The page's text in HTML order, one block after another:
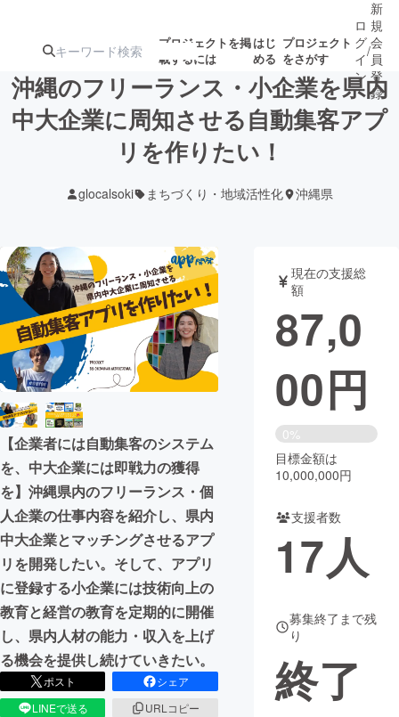
プロジェクトを掲
載するには
はじ
める
プロジェクト
をさがす
注目の新着プロ
ジェクト
募集終了が近いプ
テクノロジー・ガジェット
映像・映画 書籍・雑誌
ビジネス・起業 チャレンジ
まちづくり・地域活性化
CAMPFIRE for Social Good
CAMPFIRE Creation
CAMPFIREふるさと納税machi-ya コミュニティ
ロ
グ
イ
ン
/
新
規
会
員
登
録
沖縄のフリーランス・小企業を県内
中大企業に周知させる自動集客アプ
リを作りたい！
glocalsoki まちづくり・地域活性化 沖縄県
【企業者には自動集客のシステム
を、中大企業には即戦力の獲得
を】沖縄県内のフリーランス・個
人企業の仕事内容を紹介し、県内
中大企業とマッチングさせるアプ
リを開発したい。そして、アプリ
に登録する小企業には技術向上の
教育と経営の教育を定期的に開催
し、県内人材の能力・収入を上げ
る機会を提供し続けていきたい。
ポスト
シェア
LINEで送る
URLコピー
現在の支援総
額
87,0
00円
0%
目標金額は
10,000,000円
支援者数
17人
募集終了まで残
り
終了